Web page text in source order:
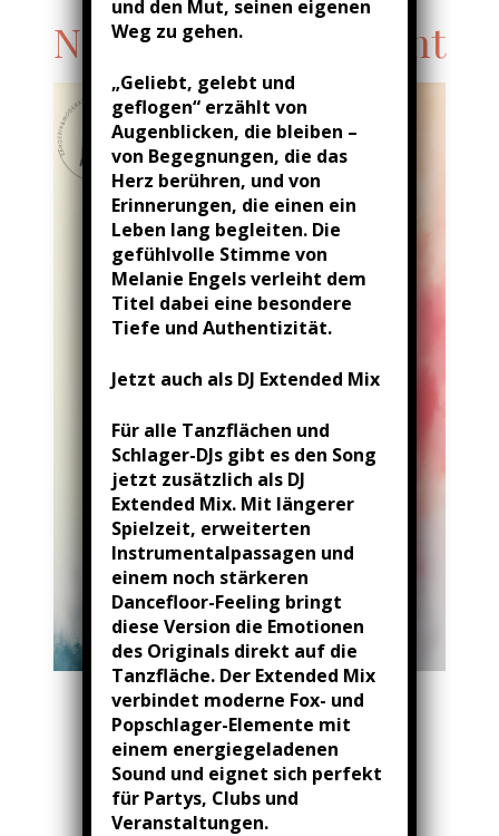
Next Upcoming Event
Melanie Engels live -
Stadteilfest Altenessen
September 18, 2026
und den Mut, seinen eigenen
Weg zu gehen.
„Geliebt, gelebt und
geflogen“ erzählt von
Augenblicken, die bleiben –
von Begegnungen, die das
Herz berühren, und von
Erinnerungen, die einen ein
Leben lang begleiten. Die
gefühlvolle Stimme von
Melanie Engels verleiht dem
Titel dabei eine besondere
Tiefe und Authentizität.
Jetzt auch als DJ Extended Mix
Für alle Tanzflächen und
Schlager-DJs gibt es den Song
jetzt zusätzlich als DJ
Extended Mix. Mit längerer
Spielzeit, erweiterten
Instrumentalpassagen und
einem noch stärkeren
Dancefloor-Feeling bringt
diese Version die Emotionen
des Originals direkt auf die
Tanzfläche. Der Extended Mix
verbindet moderne Fox- und
Popschlager-Elemente mit
einem energiegeladenen
Sound und eignet sich perfekt
für Partys, Clubs und
Veranstaltungen.